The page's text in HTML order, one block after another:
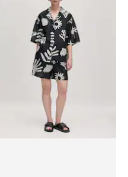
Chemisier 'Chris'
67.90 CHF25.90 CHF